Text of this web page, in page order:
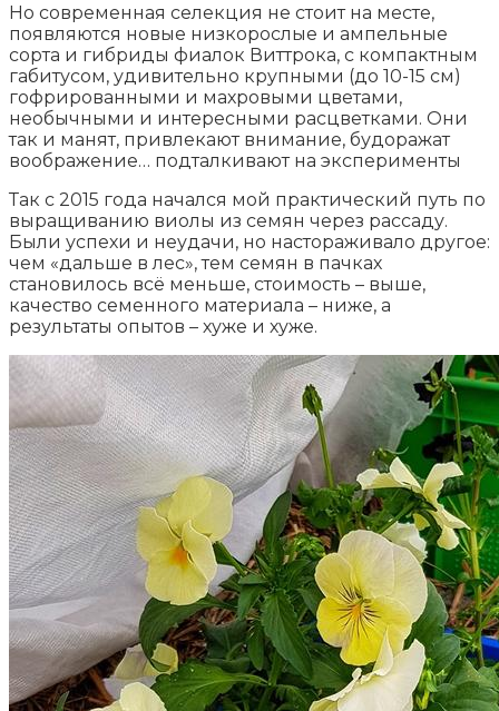
Но современная селекция не стоит на месте,
появляются новые низкорослые и ампельные
сорта и гибриды фиалок Виттрока, с компактным
габитусом, удивительно крупными (до 10-15 см)
гофрированными и махровыми цветами,
необычными и интересными расцветками. Они
так и манят, привлекают внимание, будоражат
воображение… подталкивают на эксперименты
Так с 2015 года начался мой практический путь по
выращиванию виолы из семян через рассаду.
Были успехи и неудачи, но настораживало другое:
чем «дальше в лес», тем семян в пачках
становилось всё меньше, стоимость – выше,
качество семенного материала – ниже, а
результаты опытов – хуже и хуже.